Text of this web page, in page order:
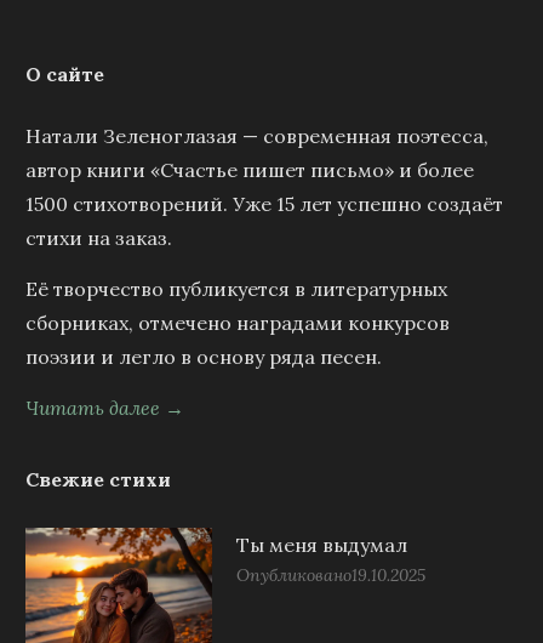
О сайте
Натали Зеленоглазая — современная поэтесса,
автор книги «Счастье пишет письмо» и более
1500 стихотворений. Уже 15 лет успешно создаёт
стихи на заказ.
Её творчество публикуется в литературных
сборниках, отмечено наградами конкурсов
поэзии и легло в основу ряда песен.
Читать далее →
Свежие стихи
Ты меня выдумал
Опубликовано19.10.2025